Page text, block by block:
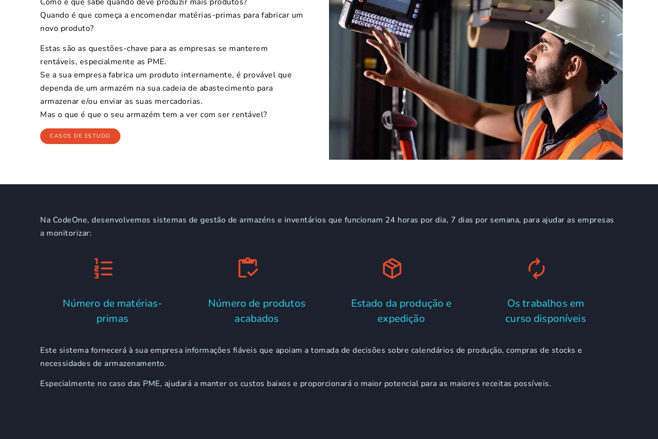
Quando é que começa a encomendar matérias-primas para fabricar um
novo produto?
Estas são as questões-chave para as empresas se manterem
rentáveis, especialmente as PME.
Se a sua empresa fabrica um produto internamente, é provável que
dependa de um armazém na sua cadeia de abastecimento para
armazenar e/ou enviar as suas mercadorias.
Mas o que é que o seu armazém tem a ver com ser rentável?
CASOS DE ESTUDO
Na CodeOne, desenvolvemos sistemas de gestão de armazéns e inventários que funcionam 24 horas por dia, 7 dias por semana, para ajudar as empresas
a monitorizar:
Número de matérias-
primas
Número de produtos
acabados
Estado da produção e
expedição
Os trabalhos em
curso disponíveis
Este sistema fornecerá à sua empresa informações fiáveis que apoiam a tomada de decisões sobre calendários de produção, compras de stocks e
necessidades de armazenamento.
Especialmente no caso das PME, ajudará a manter os custos baixos e proporcionará o maior potencial para as maiores receitas possíveis.